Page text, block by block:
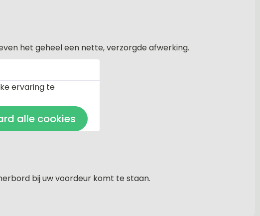
het geheel een nette, verzorgde afwerking.
bij uw voordeur komt te staan.
ervaring te
alle cookies